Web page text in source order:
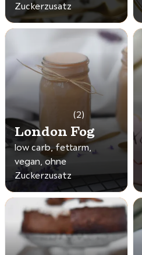
Zuckerzusatz
(2)
London Fog
low carb, fettarm,
vegan, ohne
Zuckerzusatz